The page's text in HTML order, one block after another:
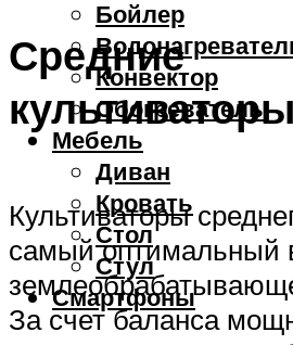
Бойлер
Конвектор
Обогреватель
Мебель
Диван
Кровать
Стол
Стул
Смартфоны
Средние
культиваторы
Культиваторы
самый оптимальный
За счет баланса